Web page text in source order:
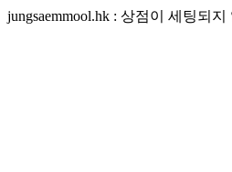
jungsaemmool.hk : 상점이 세팅되